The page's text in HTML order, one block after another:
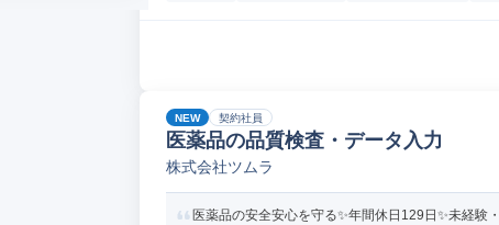
NEW 契約社員
医薬品の品質検査・データ入力
株式会社ツムラ
医薬品の安全安心を守る✨年間休日129日✨未経験